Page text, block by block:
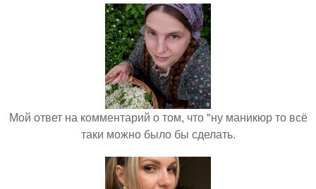
Мой ответ на комментарий о том, что "ну маникюр то всё
таки можно было бы сделать.